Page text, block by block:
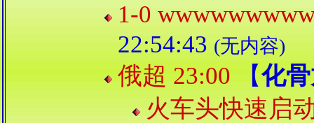
1-0
22:54:43 (无内容)
俄超 23:00 【化
火车头快速启